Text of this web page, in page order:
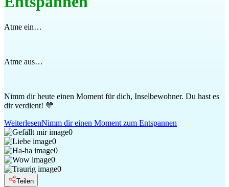
Atme ein…
Atme aus…
Nimm dir heute einen Moment für dich, Inselbewohner. Du hast es
dir verdient! 💛
WeiterlesenNimm dir einen Moment zum Entspannen
0
0
0
0
0
Teilen